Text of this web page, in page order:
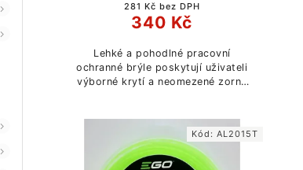
281 Kč bez DPH
340 Kč
Lehké a pohodlné pracovní
ochranné brýle poskytují uživateli
výborné krytí a neomezené zorné
Kód:AL2015T